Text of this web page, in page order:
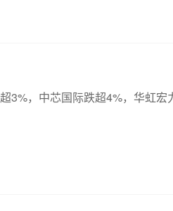
3%，中芯国际跌超4%，华虹宏